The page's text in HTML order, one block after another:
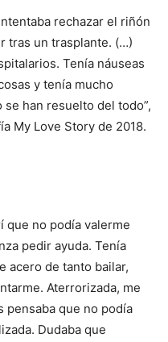
rechazar el riñón
tras un trasplante. (…)
Tenía náuseas
y tenía mucho
han resuelto del todo”,
My Love Story de 2018.
que no podía valerme
pedir ayuda. Tenía
acero de tanto bailar,
Aterrorizada, me
pensaba que no podía
Dudaba que